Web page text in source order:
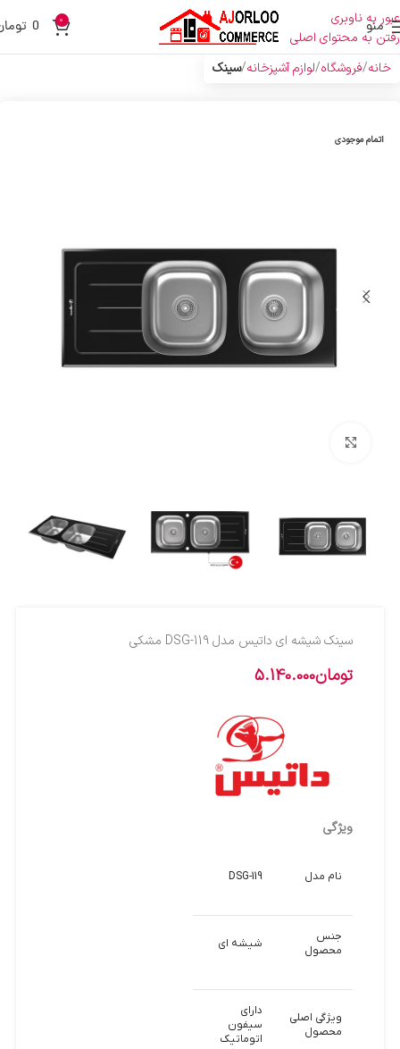
عبور به ناوبری
رفتن به محتوای اصلی
منو 0
0
خانه فروشگاه لوازم آشپزخانه سینک
اتمام موجودی
سینک شیشه ای داتیس مدل DSG-119 مشکی
تومان5.140.000
ویژگی
نام مدل DSG-119
جنس
محصول
شیشه ای
ویژگی اصلی
محصول
دارای
سیفون
اتوماتیک